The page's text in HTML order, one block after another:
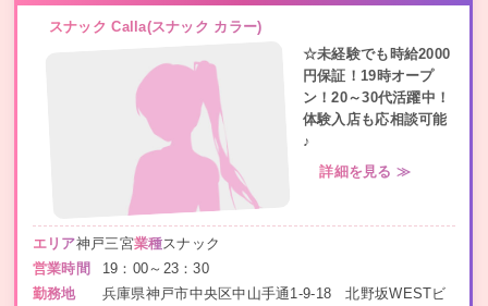
スナック Calla(スナック カラー)
☆未経験でも時給2000
円保証！19時オープ
ン！20～30代活躍中！
体験入店も応相談可能
♪
詳細を見る ≫
エリア神戸三宮業種スナック
営業時間
19：00～23：30
勤務地
兵庫県神戸市中央区中山手通1-9-18 北野坂WESTビ